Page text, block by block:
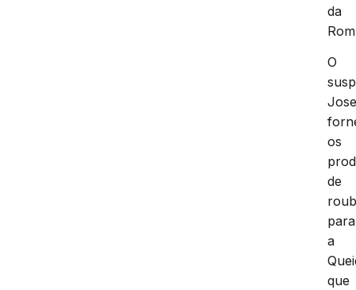
da
O
os
de
para
a
que